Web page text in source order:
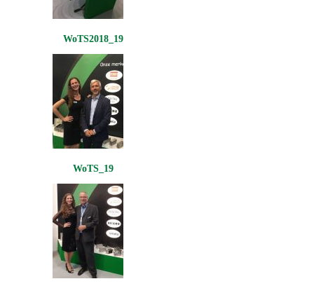
WoTS2018_19
WoTS_19